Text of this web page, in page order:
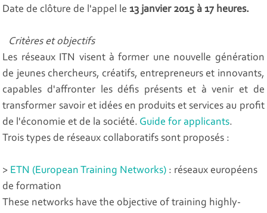
Date de clôture de l'appel le13 janvier 2015 à 17 heures.
Critères et objectifs
Les réseaux ITN visent à former une nouvelle génération
de jeunes chercheurs, créatifs, entrepreneurs et innovants,
capables d'affronter les défis présents et à venir et de
transformer savoir et idées en produits et services au profit
de l'économie et de la société. Guide for applicants.
Trois types de réseaux collaboratifs sont proposés :
> ETN (European Training Networks) : réseaux européens
de formation
These networks have the objective of training highly-